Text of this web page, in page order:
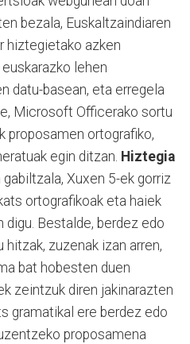
bezala, Euskaltzaindiaren
hiztegietako azken
lehen
datu-basean, eta erregela
Microsoft Officerako sortu
proposamen ortografiko,
egin ditzan. Hiztegia
gabiltzala, Xuxen 5-ek gorriz
ortografikoak eta haiek
Bestalde, berdez edo
zuzenak izan arren,
bat hobesten duen
zeintzuk diren jakinarazten
gramatikal ere berdez edo
proposamena